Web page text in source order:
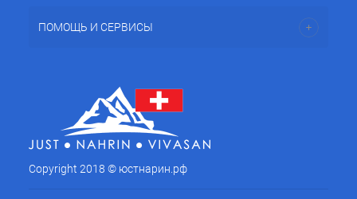
ПОМОЩЬ И СЕРВИСЫ
Copyright 2018 © юстнарин.рф